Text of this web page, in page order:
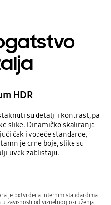
HDR
su detalji i kontrast, pa
slike. Dinamičko skaliranje
čak i vodeće standarde,
crne boje, slike su
uvek zablistaju.
je potvrđena internim standardima
zavisnosti od vizuelnog okruženja